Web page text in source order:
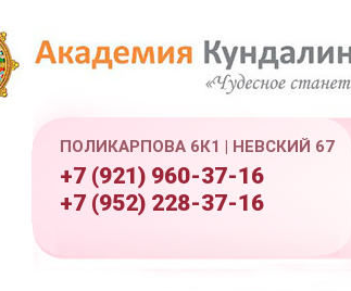
ПОЛИКАРПОВА 6К1 | НЕВСКИЙ 67
+7 (921) 960-37-16
+7 (952) 228-37-16